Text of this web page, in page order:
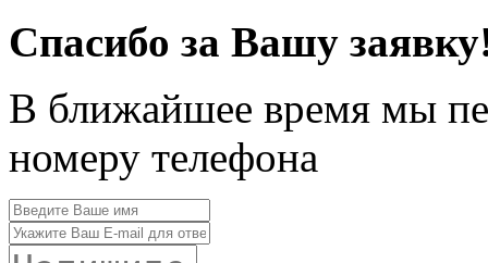
Спасибо за Вашу
В ближайшее время мы
номеру телефона